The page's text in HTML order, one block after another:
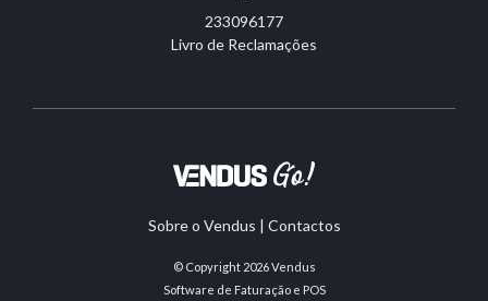
233096177
Livro de Reclamações
Sobre o Vendus | Contactos
© Copyright 2026Vendus
Software de Faturação e POS